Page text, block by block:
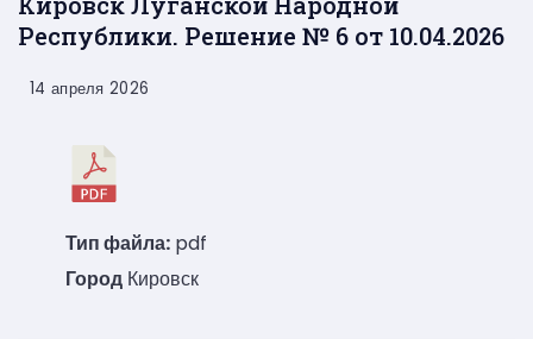
Республики. Решение № 6 от 10.04.2026
14 апреля 2026
Тип файла: pdf
Город Кировск